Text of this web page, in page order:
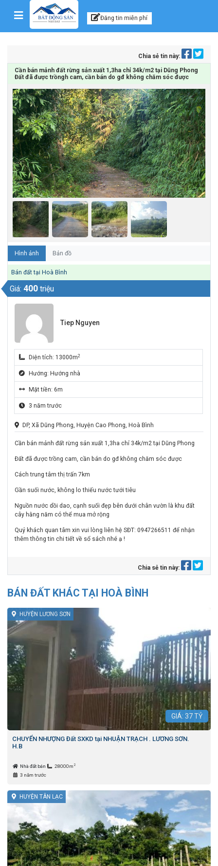
Skip to content Kênh thông tin, tư vấn
Đăng tin miễn phí
Chia sẻ tin này:
Cần bán mảnh đất rừng sản xuất 1,3ha chỉ 34k/m2 tại Dũng Phong
Đất đã được trồngh cam, cần bán do gđ không chăm sóc được
Hình ảnh Bản đồ
Bán đất tại Hoà Bình
Giá:400 triệu
Tiep Nguyen
Diện tích: 13000m2
Hướng: Hướng nhà
Mặt tiền: 6m
3 năm trước
DP, Xã Dũng Phong, Huyện Cao Phong, Hoà Bình
Cần bán mảnh đất rừng sản xuất 1,3ha chỉ 34k/m2 tại Dũng Phong
Đất đã được trồng cam, cần bán do gđ không chăm sóc được
Cách trung tâm thị trấn 7km
Gần suối nước, không lo thiếu nước tưới tiêu
Nguồn nước dồi dao, cạnh suối đẹp bên dưới chân vườn là khu đất
cây hằng năm có thể mua mở rộng
Quý khách quan tâm xin vui lòng liên hệ SĐT: 0947266511 để nhận
thêm thông tin chi tiết về sổ sách nhé ạ !
Chia sẻ tin này:
BÁN ĐẤT KHÁC TẠI HOÀ BÌNH
HUYỆN LƯƠNG SƠN
GIÁ: 37TỶ
CHUYỂN NHƯỢNG Đất SXKD tại NHUẬN TRẠCH . LƯƠNG SƠN.
H.B
Nhà đất bán 28000m 2
3 năm trước
HUYỆN TÂN LẠC